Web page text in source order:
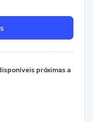
próximas a